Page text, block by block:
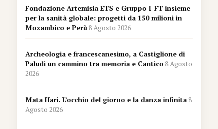
Fondazione Artemisia ETS e Gruppo I-FT insieme
per la sanità globale: progetti da 150 milioni in
Mozambico e Perù8 Agosto 2026
Archeologia e francescanesimo, a Castiglione di
Paludi un cammino tra memoria e Cantico8 Agosto
2026
Mata Hari. L’occhio del giorno e la danza infinita8
Agosto 2026